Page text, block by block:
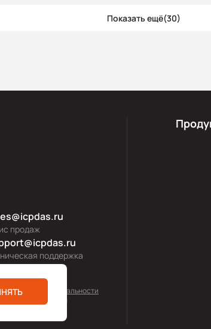
Показать ещё(30)
продаж
поддержка
конфиденциальности
icpdas.ru